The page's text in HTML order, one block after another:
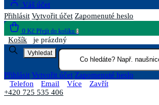
Váš účet
Přihlásit Vytvořit účet Zapomenuté heslo
0 Kč Přejít do košíku 0
Košík je prázdný
Vyhledat
Přihlásit Vytvořit účet Zapomenuté heslo
Telefon
Email Více
Zavřít
+420 725 535 406